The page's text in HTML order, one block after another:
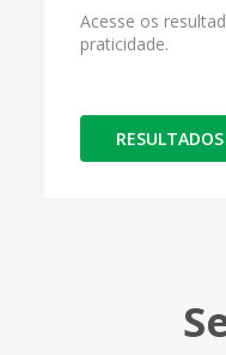
Acesse os
praticidade.